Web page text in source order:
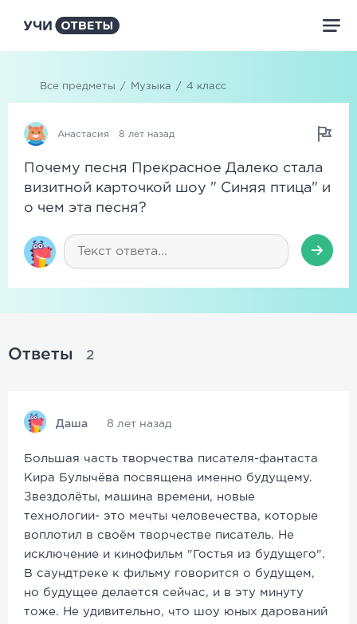
Все предметы / Музыка / 4 класс
Анастасия 8 лет назад
Почему песня Прекрасное Далеко стала
визитной карточкой шоу " Синяя птица" и
о чем эта песня?
Ответы 2
Даша 8 лет назад
Большая часть творчества писателя-фантаста
Кира Булычёва посвящена именно будущему.
Звездолёты, машина времени, новые
технологии- это мечты человечества, которые
воплотил в своём творчестве писатель. Не
исключение и кинофильм "Гостья из будущего".
В саундтреке к фильму говорится о будущем,
но будущее делается сейчас, и в эту минуту
тоже. Не удивительно, что шоу юных дарований